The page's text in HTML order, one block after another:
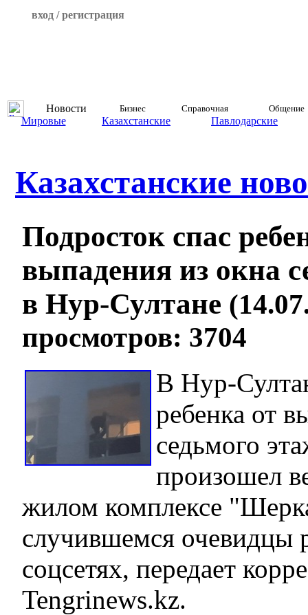
вход / регистрация
Новости Бизнес Справочная Общение
Мировые Казахстанские Павлодарские
Казахстанские
Подросток спас
выпадения из окна
в Нур-Султане
просмотров: 3704
В Нур-
ребенка от
седьмого
произошел
жилом комплексе
случившемся очевидцы
соцсетях, передает
Tengrinews.kz.